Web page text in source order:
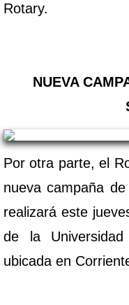
Rotary.
NUEVA
Por otra parte, el
nueva campaña
realizará este
de la
ubicada en